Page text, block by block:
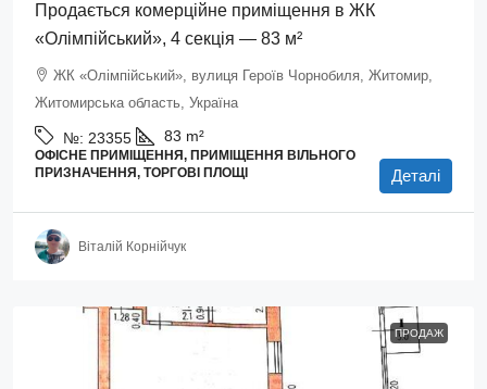
Продається комерційне приміщення в ЖК
«Олімпійський», 4 секція — 83 м²
ЖК «Олімпійський», вулиця Героїв Чорнобиля, Житомир,
Житомирська область, Україна
№: 23355 83 m²
ОФІСНЕ ПРИМІЩЕННЯ, ПРИМІЩЕННЯ ВІЛЬНОГО
ПРИЗНАЧЕННЯ, ТОРГОВІ ПЛОЩІ
Деталі
Віталій Корнійчук
ПРОДАЖ